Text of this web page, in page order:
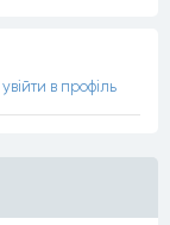
увiйти в профiль